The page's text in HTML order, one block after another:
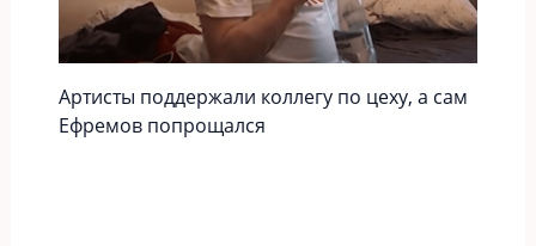
Артисты поддержали коллегу по цеху, а сам
Ефремов попрощался